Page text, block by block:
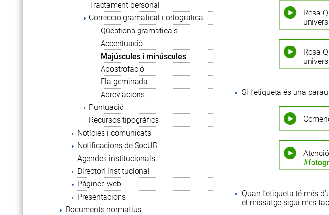
Tractament personal
Correcció gramatical i ortogràfica
Qüestions gramaticals
Accentuació
Majúscules i minúscules
Apostrofació
Ela geminada
Abreviacions
Puntuació
Recursos tipogràfics
Notícies i comunicats
Notificacions de SocUB
Agendes institucionals
Directori institucional
Pàgines web
Presentacions
Documents normatius
Rosa
Rosa
Si l’etiqueta és una
Quan l’etiqueta té més
el missatge sigui més